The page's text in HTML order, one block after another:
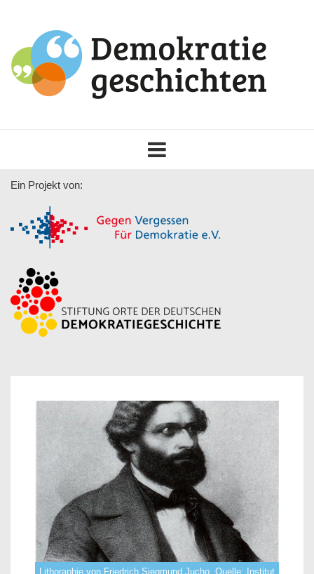
navigation
Ein Projekt von:
Lithoraphie von Friedrich Siegmund Jucho. Quelle: Institut